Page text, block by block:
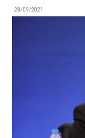
28/09/2021